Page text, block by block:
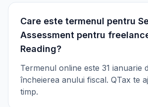
Care este termenul pentru
Assessment pentru
Reading?
Termenul online este 31 ianuarie
încheierea anului fiscal. QTax te
timp.